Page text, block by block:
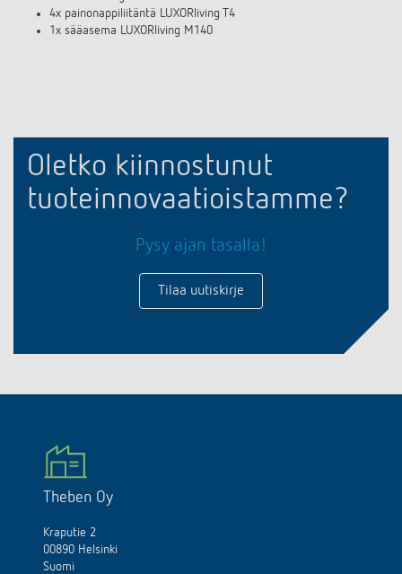
4x painonappiliitäntä LUXORliving T4
1x sääasema LUXORliving M140
Oletko kiinnostunut
tuoteinnovaatioistamme?
Pysy ajan tasalla!
Tilaa uutiskirje
Theben Oy
Kraputie 2
00890 Helsinki
Suomi